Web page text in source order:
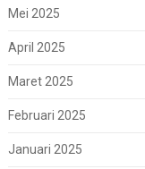
Mei 2025
April 2025
Maret 2025
Februari 2025
Januari 2025